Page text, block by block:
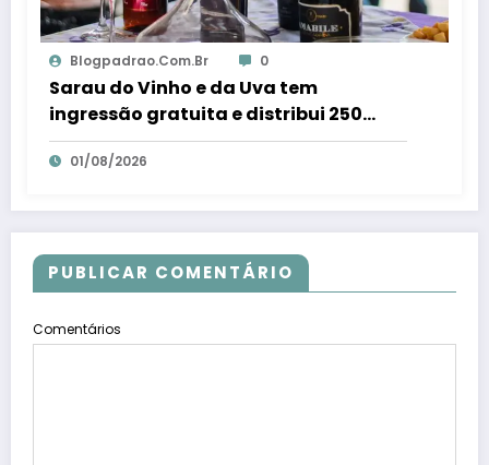
Blogpadrao.com.br 0
Sarau do Vinho e da Uva tem
ingressão gratuita e distribui 250
litros de suco em Santa Teresa – Em
Dia ES
01/08/2026
PUBLICAR COMENTÁRIO
Comentários